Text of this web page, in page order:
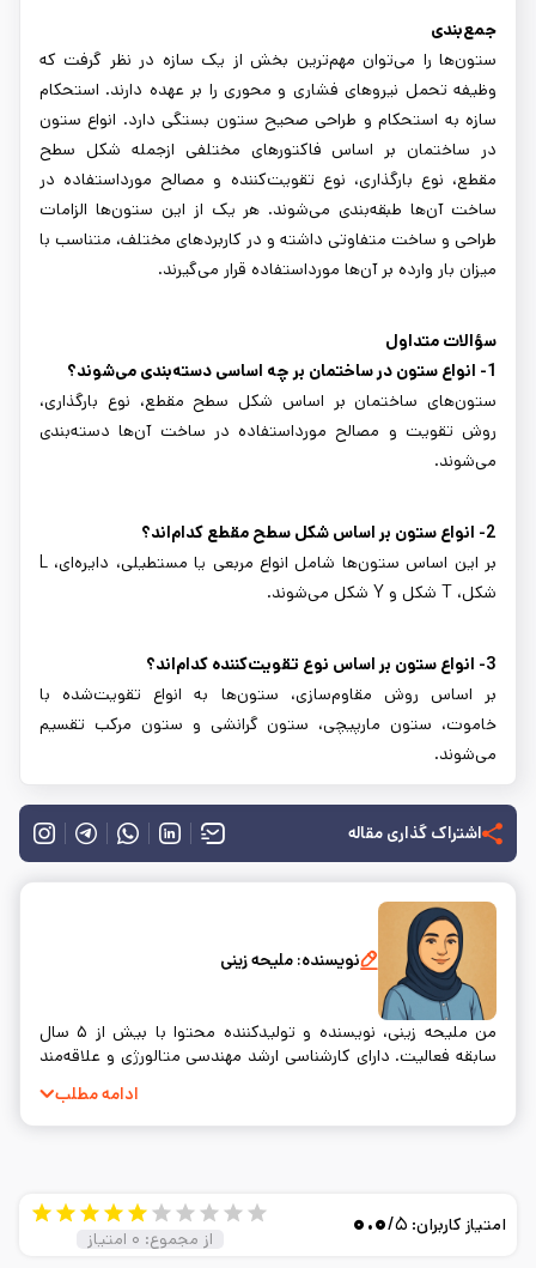
جمع‌بندی
ستون‌ها را می‌توان مهم‌ترین بخش از یک سازه در نظر گرفت که
وظیفه تحمل نیروهای فشاری و محوری را بر عهده دارند. استحکام
سازه به استحکام و طراحی صحیح ستون بستگی دارد. انواع ستون
در ساختمان بر اساس فاکتورهای مختلفی ازجمله شکل سطح
مقطع، نوع بارگذاری، نوع تقویت‌کننده و مصالح مورداستفاده در
ساخت آن‌ها طبقه‌بندی می‌شوند. هر یک از این ستون‌ها الزامات
طراحی و ساخت متفاوتی داشته و در کاربردهای مختلف، متناسب با
میزان بار وارده بر آن‌ها مورداستفاده قرار می‌گیرند.
سؤالات متداول
1- انواع ستون در ساختمان بر چه اساسی دسته‌بندی می‌شوند؟
ستون‌های ساختمان بر اساس شکل سطح مقطع، نوع بارگذاری،
روش تقویت و مصالح مورداستفاده در ساخت آن‌ها دسته‌بندی
می‌شوند.
2- انواع ستون بر اساس شکل سطح مقطع کدام‌اند؟
بر این اساس ستون‌ها شامل انواع مربعی یا مستطیلی، دایره‌ای، L
شکل، T شکل و Y شکل می‌شوند.
3- انواع ستون بر اساس نوع تقویت‌کننده کدام‌اند؟
بر اساس روش مقاوم‌سازی، ستون‌ها به انواع تقویت‌شده با
خاموت، ستون مارپیچی، ستون گرانشی و ستون مرکب تقسیم
می‌شوند.
اشتراک گذاری مقاله
نویسنده: ملیحه زینی
من ملیحه زینی، نویسنده و تولیدکننده محتوا با بیش از ۵ سال
سابقه فعالیت. دارای کارشناسی ارشد مهندسی متالورژی و علاقه‌مند
ادامه مطلب
امتیاز کاربران: ۰.۰/۵
از مجموع: ۰ امتیاز